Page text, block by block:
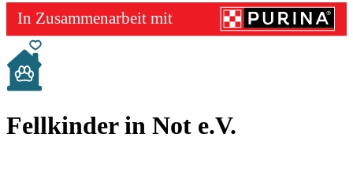
Fellkinder in Not e.V.